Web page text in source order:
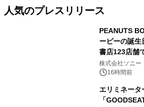
人気のプレスリリース
PEANUTS
ーピーの誕
書店123店舗
株式会社ソニー
16時間前
エリミネータ
「